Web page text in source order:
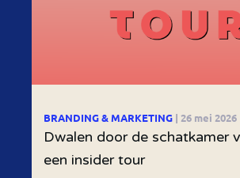
BRANDING & MARKETING | 26 mei 2026
Dwalen door de schatkamer
een insider tour